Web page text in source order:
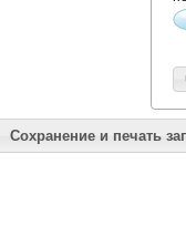
Сохранение и печать